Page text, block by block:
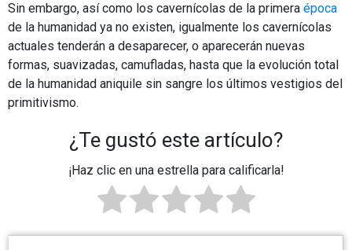
Sin embargo, así como los cavernícolas de la primera época
de la humanidad ya no existen, igualmente los cavernícolas
actuales tenderán a desaparecer, o aparecerán nuevas
formas, suavizadas, camufladas, hasta que la evolución total
de la humanidad aniquile sin sangre los últimos vestigios del
primitivismo.
¿Te gustó este artículo?
¡Haz clic en una estrella para calificarla!